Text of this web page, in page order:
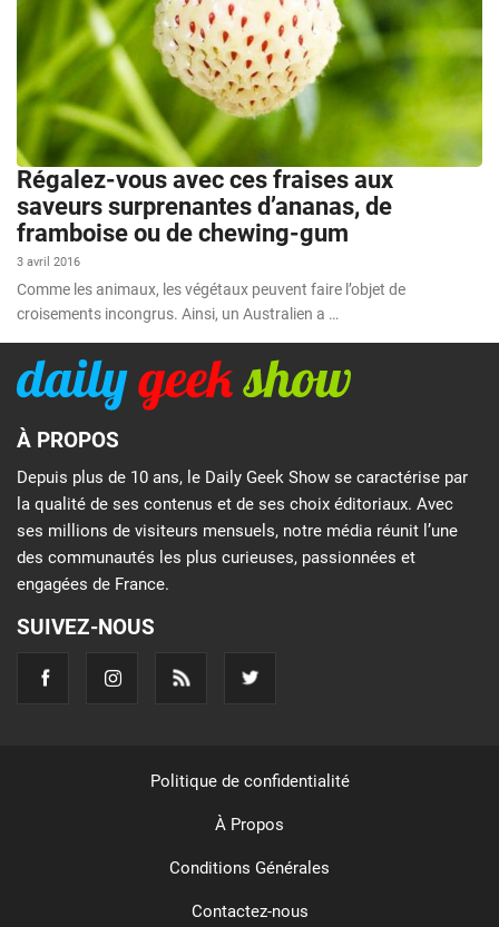
Régalez-vous avec ces fraises aux
saveurs surprenantes d’ananas, de
framboise ou de chewing-gum
3 avril 2016
Comme les animaux, les végétaux peuvent faire l’objet de
croisements incongrus. Ainsi, un Australien a …
À PROPOS
Depuis plus de 10 ans, le Daily Geek Show se caractérise par
la qualité de ses contenus et de ses choix éditoriaux. Avec
ses millions de visiteurs mensuels, notre média réunit l’une
des communautés les plus curieuses, passionnées et
engagées de France.
SUIVEZ-NOUS
Politique de confidentialité
À Propos
Conditions Générales
Contactez-nous